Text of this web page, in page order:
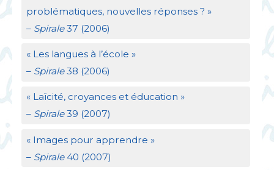
problématiques, nouvelles réponses ? »
– Spirale37 (2006)
« Les langues à l’école »
– Spirale38 (2006)
« Laïcité, croyances et éducation »
– Spirale39 (2007)
« Images pour apprendre »
– Spirale40 (2007)